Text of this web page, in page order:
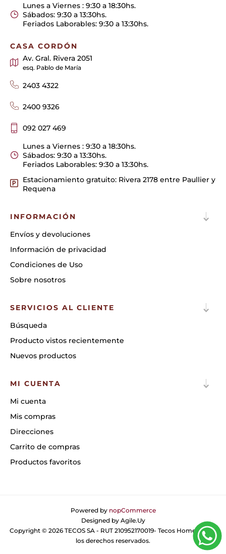
Lunes a Viernes : 9:30 a 18:30hs.
Sábados: 9:30 a 13:30hs.
Feriados Laborables: 9:30 a 13:30hs.
CASA CORDÓN
Av. Gral. Rivera 2051
esq. Pablo de María
2403 4322
2400 9326
092 027 469
Lunes a Viernes : 9:30 a 18:30hs.
Sábados: 9:30 a 13:30hs.
Feriados Laborables: 9:30 a 13:30hs.
Estacionamiento gratuito: Rivera 2178 entre Paullier y
Requena
INFORMACIÓN
Envíos y devoluciones
Información de privacidad
Condiciones de Uso
Sobre nosotros
SERVICIOS AL CLIENTE
Búsqueda
Producto vistos recientemente
Nuevos productos
MI CUENTA
Mi cuenta
Mis compras
Direcciones
Carrito de compras
Productos favoritos
Powered by nopCommerce
Designed by Agile.Uy
Copyright © 2026 TECOS SA - RUT 210952170019- Tecos Home. Todos
los derechos reservados.